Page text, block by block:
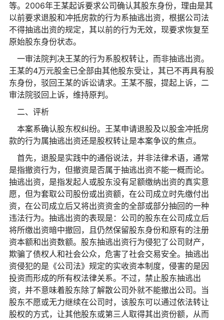
等。2006年王某起诉要求公司确认其股东身份，理由是其
以前要求退股和冲抵房款的行为系抽逃出资，根据公司法
不得抽逃出资的规定，其以前的行为无效，现要求恢复至
原始股东身份状态。
一审法院判决王某的行为系股权转让，而非抽逃出资。
王某的4万元股金已全部由其他股东受让，其已不再具有股
东身份，驳回王某的诉讼请求。王某不服，提起上诉，二
审法院驳回上诉，维持原判。
二、评析
本案系确认股东权纠纷。王某申请退股及以股金冲抵房
款的行为属抽逃出资还是股权转让是本案争议的焦点。
首先，退股是实践中的通俗说法，并非法律术语，通常
是指撤资行为，但撤资是否属于抽逃出资不能一概而论。
抽逃出资，是指发起人或股东没有足额缴纳出资的真实意
愿，但为套取公司股份或出资额，在公司成立时先缴付出
资，在公司成立后又将出资资金的全部或部分抽回的一种
违法行为。抽逃出资的表现是：公司的股东在公司成立后
将所缴出资暗中撤回，且仍然保留股东身份和原有的注册
资本额和出资数额。股东抽逃出资行为侵犯了公司财产，
欺骗了债权人和社会公众，危害了社会交易安全。抽逃出
资侵犯的是《公司法》规定的实收资本制度，侵害的是因
投资而形成的所有权法律关系。不过，禁止股东抽逃出
资，并不意味着股东除了解散公司外就不能撤出公司。当
股东不愿或无力继续在公司时，该股东可以通过依法转让
股权的方式，让其他股东或第三人取得其出资份额，从而